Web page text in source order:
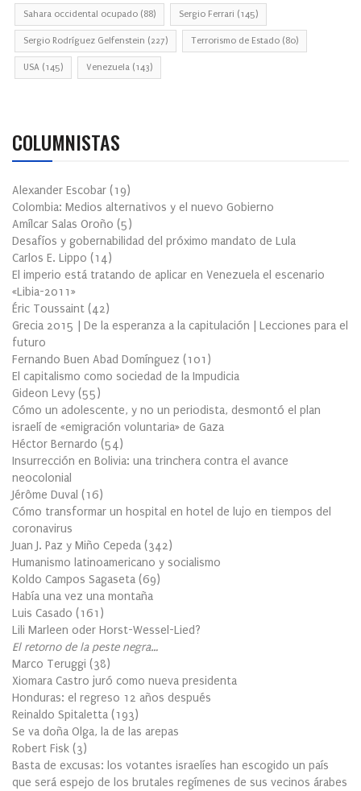
Sahara occidental ocupado (88) Sergio Ferrari (145)
Sergio Rodríguez Gelfenstein (227) Terrorismo de Estado (80)
USA (145) Venezuela (143)
COLUMNISTAS
Alexander Escobar (19)
Colombia: Medios alternativos y el nuevo Gobierno
Amílcar Salas Oroño (5)
Desafíos y gobernabilidad del próximo mandato de Lula
Carlos E. Lippo (14)
El imperio está tratando de aplicar en Venezuela el escenario
«Libia-2011»
Éric Toussaint (42)
Grecia 2015 | De la esperanza a la capitulación | Lecciones para el
futuro
Fernando Buen Abad Domínguez (101 )
El capitalismo como sociedad de la Impudicia
Gideon Levy (55)
Cómo un adolescente, y no un periodista, desmontó el plan
israelí de «emigración voluntaria» de Gaza
Héctor Bernardo (54)
Insurrección en Bolivia: una trinchera contra el avance
neocolonial
Jérôme Duval (16)
Cómo transformar un hospital en hotel de lujo en tiempos del
coronavirus
Juan J. Paz y Miño Cepeda (342)
Humanismo latinoamericano y socialismo
Koldo Campos Sagaseta (69)
Había una vez una montaña
Luis Casado (161 )
Lili Marleen oder Horst-Wessel-Lied?
El retorno de la peste negra…
Marco Teruggi (38)
Xiomara Castro juró como nueva presidenta
Honduras: el regreso 12 años después
Reinaldo Spitaletta (193)
Se va doña Olga, la de las arepas
Robert Fisk (3)
Basta de excusas: los votantes israelíes han escogido un país
que será espejo de los brutales regímenes de sus vecinos árabes